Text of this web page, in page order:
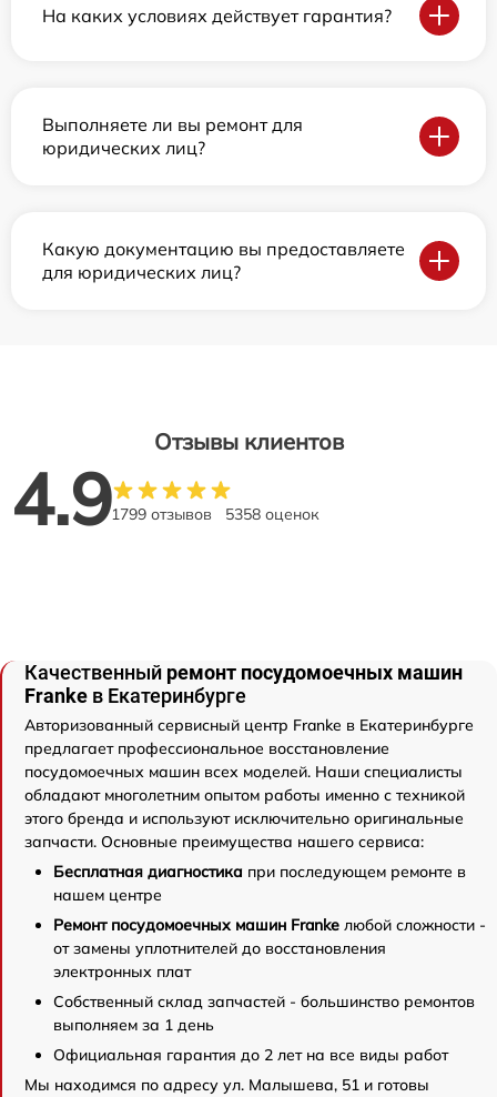
На каких условиях действует гарантия?
Выполняете ли вы ремонт для
юридических лиц?
Какую документацию вы предоставляете
для юридических лиц?
Отзывы клиентов
4.91799 отзывов 5358 оценок
Качественный ремонт посудомоечных машин
Franke в Екатеринбурге
Авторизованный сервисный центр Franke в Екатеринбурге
предлагает профессиональное восстановление
посудомоечных машин всех моделей. Наши специалисты
обладают многолетним опытом работы именно с техникой
этого бренда и используют исключительно оригинальные
запчасти. Основные преимущества нашего сервиса:
Бесплатная диагностика при последующем ремонте в
нашем центре
Ремонт посудомоечных машин Franke любой сложности -
от замены уплотнителей до восстановления
электронных плат
Собственный склад запчастей - большинство ремонтов
выполняем за 1 день
Официальная гарантия до 2 лет на все виды работ
Мы находимся по адресу ул. Малышева, 51 и готовы